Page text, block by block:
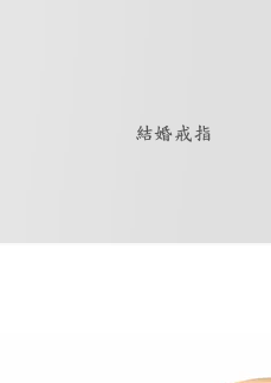
結婚戒指